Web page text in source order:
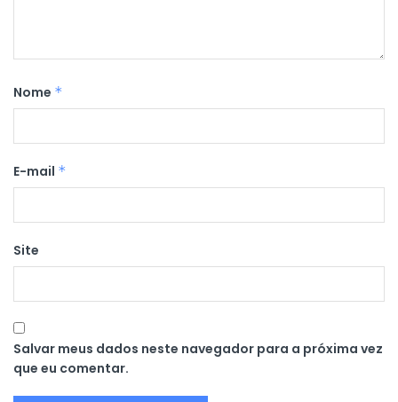
Nome *
E-mail *
Site
Salvar meus dados neste navegador para a próxima vez
que eu comentar.